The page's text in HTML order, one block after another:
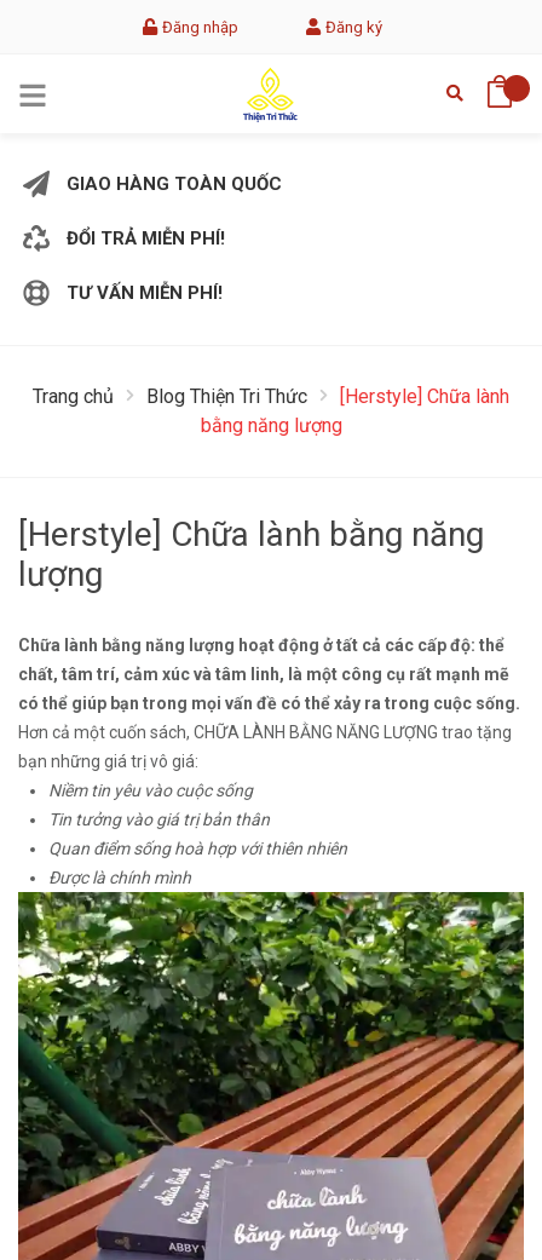
Đăng nhập Đăng ký
GIAO HÀNG TOÀN QUỐC
ĐỔI TRẢ MIỄN PHÍ!
TƯ VẤN MIỄN PHÍ!
Trang chủ Blog Thiện Tri Thức
[Herstyle] Chữa lành
bằng năng lượng
[Herstyle] Chữa lành bằng năng
lượng
Chữa lành bằng năng lượng hoạt động ở tất cả các cấp độ: thể
chất, tâm trí, cảm xúc và tâm linh, là một công cụ rất mạnh mẽ
có thể giúp bạn trong mọi vấn đề có thể xảy ra trong cuộc sống.
Hơn cả một cuốn sách, CHỮA LÀNH BẰNG NĂNG LƯỢNG trao tặng
bạn những giá trị vô giá:
Niềm tin yêu vào cuộc sống
Tin tưởng vào giá trị bản thân
Quan điểm sống hoà hợp với thiên nhiên
Được là chính mình